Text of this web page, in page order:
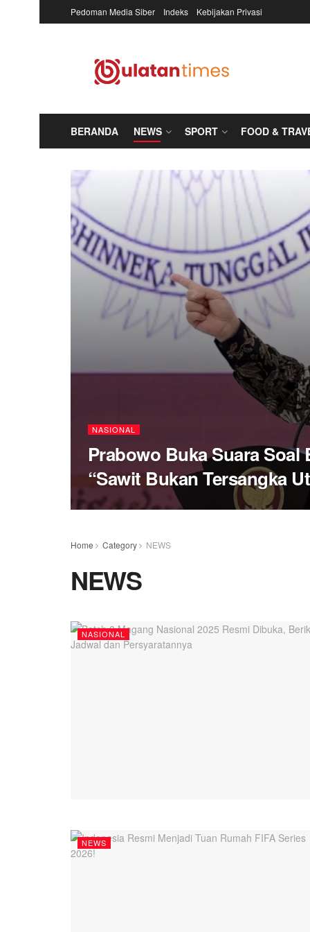
Pedoman Media Siber Indeks Kebijakan Privasi
BERANDA NEWS SPORT FOOD &
NASIONAL
Prabowo Buka Suara Soal
“Sawit Bukan Tersangka
Home Category NEWS
NEWS
NASIONAL
NEWS